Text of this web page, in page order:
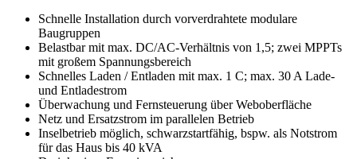
Schnelle Installation durch vorverdrahtete modulare
Baugruppen
Belastbar mit max. DC/AC-Verhältnis von 1,5; zwei MPPTs
mit großem Spannungsbereich
Schnelles Laden / Entladen mit max. 1 C; max. 30 A Lade-
und Entladestrom
Überwachung und Fernsteuerung über Weboberfläche
Netz und Ersatzstrom im parallelen Betrieb
Inselbetrieb möglich, schwarzstartfähig, bspw. als Notstrom
für das Haus bis 40 kVA